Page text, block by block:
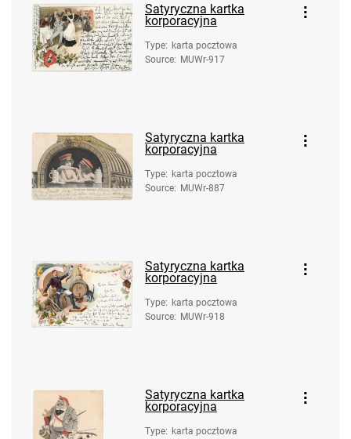
Satyryczna kartka
korporacyjna
Type: karta pocztowa
Source: MUWr-917
Satyryczna kartka
korporacyjna
Type: karta pocztowa
Source: MUWr-887
Satyryczna kartka
korporacyjna
Type: karta pocztowa
Source: MUWr-918
Satyryczna kartka
korporacyjna
Type: karta pocztowa